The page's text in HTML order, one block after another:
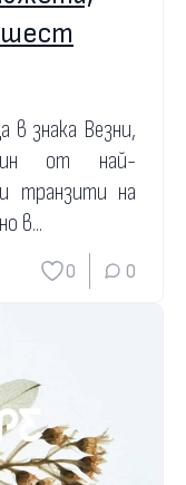
в знака Везни,
от най-
транзити на
в...
0 0